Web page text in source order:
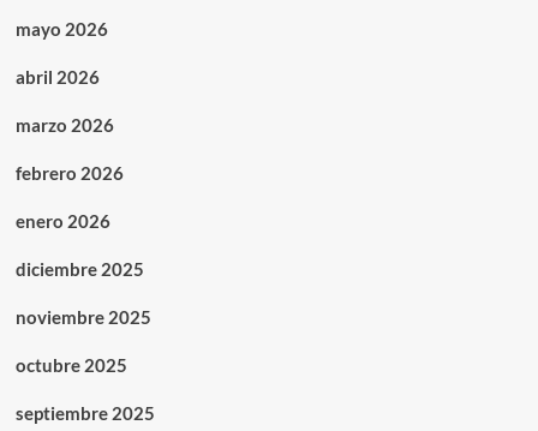
mayo 2026
abril 2026
marzo 2026
febrero 2026
enero 2026
diciembre 2025
noviembre 2025
octubre 2025
septiembre 2025